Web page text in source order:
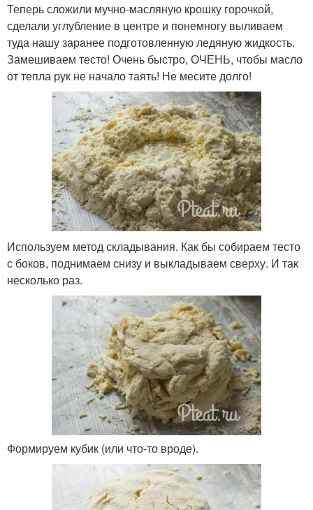
Теперь сложили мучно-масляную крошку горочкой,
сделали углубление в центре и понемногу выливаем
туда нашу заранее подготовленную ледяную жидкость.
Замешиваем тесто! Очень быстро, ОЧЕНЬ, чтобы масло
от тепла рук не начало таять! Не месите долго!
Используем метод складывания. Как бы собираем тесто
с боков, поднимаем снизу и выкладываем сверху. И так
несколько раз.
Формируем кубик (или что-то вроде).